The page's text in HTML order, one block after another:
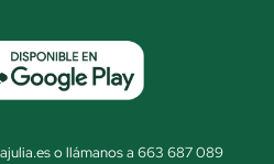
o llámanos a 663 687 089